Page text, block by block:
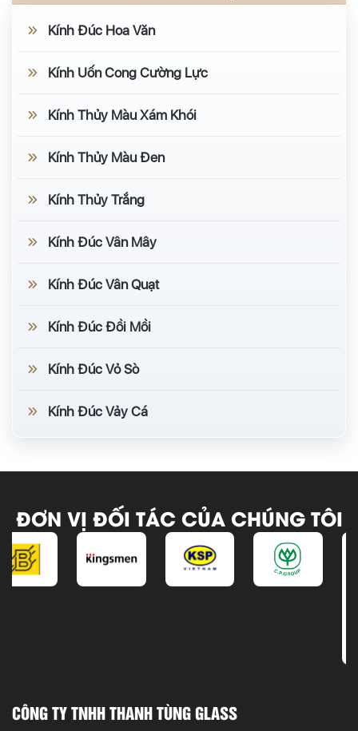
Kính Đúc Hoa Văn
Kính Uốn Cong Cường Lực
Kính Thủy Màu Xám Khói
Kính Thủy Màu Đen
Kính Thủy Trắng
Kính Đúc Vân Mây
Kính Đúc Vân Quạt
Kính Đúc Đồi Mồi
Kính Đúc Vỏ Sò
Kính Đúc Vảy Cá
ĐƠN VỊ ĐỐI TÁC CỦA CHÚNG TÔI
CÔNG TY TNHH THANH TÙNG GLASS